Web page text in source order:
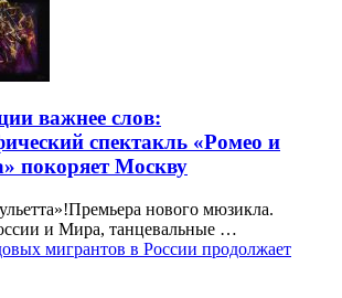
важнее слов:
спектакль «Ромео и
покоряет Москву
нового мюзикла.
и Мира, танцевальные …